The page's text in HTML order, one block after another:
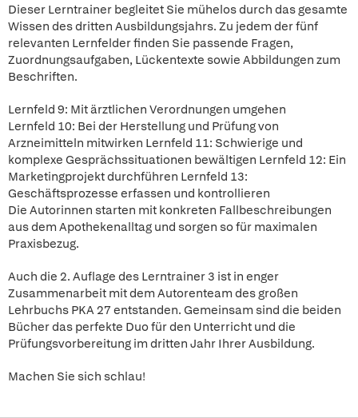
Dieser Lerntrainer begleitet Sie mühelos durch das gesamte
Wissen des dritten Ausbildungsjahrs. Zu jedem der fünf
relevanten Lernfelder finden Sie passende Fragen,
Zuordnungsaufgaben, Lückentexte sowie Abbildungen zum
Beschriften.
Lernfeld 9: Mit ärztlichen Verordnungen umgehen
Lernfeld 10: Bei der Herstellung und Prüfung von
Arzneimitteln mitwirken Lernfeld 11: Schwierige und
komplexe Gesprächssituationen bewältigen Lernfeld 12: Ein
Marketingprojekt durchführen Lernfeld 13:
Geschäftsprozesse erfassen und kontrollieren
Die Autorinnen starten mit konkreten Fallbeschreibungen
aus dem Apothekenalltag und sorgen so für maximalen
Praxisbezug.
Auch die 2. Auflage des Lerntrainer 3 ist in enger
Zusammenarbeit mit dem Autorenteam des großen
Lehrbuchs PKA 27 entstanden. Gemeinsam sind die beiden
Bücher das perfekte Duo für den Unterricht und die
Prüfungsvorbereitung im dritten Jahr Ihrer Ausbildung.
Machen Sie sich schlau!